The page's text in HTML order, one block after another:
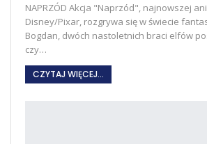
NAPRZÓD Akcja "Naprzód", najnowszej
Disney/Pixar, rozgrywa się w świecie
Bogdan, dwóch nastoletnich braci elfów
czy…
CZYTAJ WIĘCEJ...